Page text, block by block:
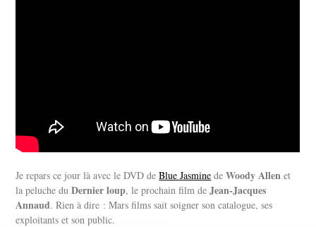
Je repars ce jour là avec le DVD deBlue Jasmine deWoody Allen et
la peluche duDernier loup, le prochain film deJean-Jacques
Annaud. Rien à dire : Mars films sait soigner son catalogue, ses
exploitants et son public.